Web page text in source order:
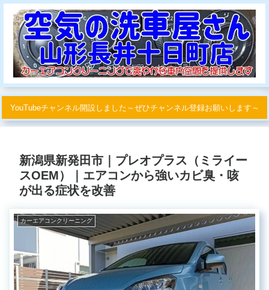
YouTubeチャンネル開設しました～ぜひチャンネル登録お願いします～
新潟県新発田市｜プレオプラス（ミライー
スOEM）｜エアコンから強いカビ臭・咳
が出る症状を改善
カーエアコンクリーニング